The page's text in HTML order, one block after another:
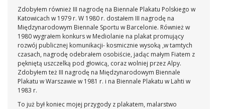
Zdobyłem również III nagrodę na Biennale Plakatu Polskiego w
Katowicach w 1979 r. W 1980 r. dostałem III nagrodę na
Międzynarodowym Biennale Sportu w Barcelonie. Również w
1980 wygrałem konkurs w Mediolanie na plakat promujący
rozwój publicznej komunikacji- kosmicznie wysoką ,w tamtych
czasach, nagrodę odebrałem osobiście, jadąc małym Fiatem z
pękniętą uszczelką pod głowicą, coraz wolniej przez Alpy.
Zdobyłem też III nagrodę na Międzynarodowym Biennale
Plakatu w Warszawie w 1981 r. i na Biennale Plakatu w Lahti w
1983 r.
To już był koniec mojej przygody z plakatem, malarstwo